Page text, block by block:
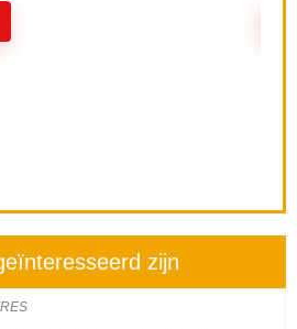
zijn